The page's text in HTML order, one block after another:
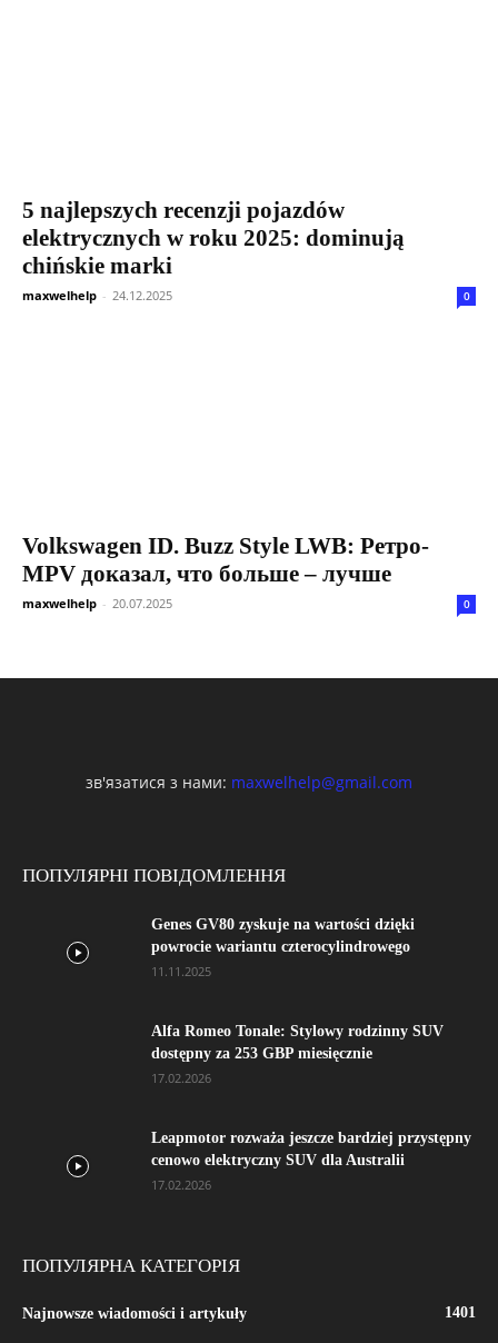
5 najlepszych recenzji pojazdów
elektrycznych w roku 2025: dominują
chińskie marki
maxwelhelp - 24.12.2025 0
Volkswagen ID. Buzz Style LWB: Ретро-
MPV доказал, что больше – лучше
maxwelhelp - 20.07.2025 0
зв'язатися з нами: maxwelhelp@gmail.com
ПОПУЛЯРНІ ПОВІДОМЛЕННЯ
Genes GV80 zyskuje na wartości dzięki
powrocie wariantu czterocylindrowego
11.11.2025
Alfa Romeo Tonale: Stylowy rodzinny SUV
dostępny za 253 GBP miesięcznie
17.02.2026
Leapmotor rozważa jeszcze bardziej przystępny
cenowo elektryczny SUV dla Australii
17.02.2026
ПОПУЛЯРНА КАТЕГОРІЯ
Najnowsze wiadomości i artykuły 1401